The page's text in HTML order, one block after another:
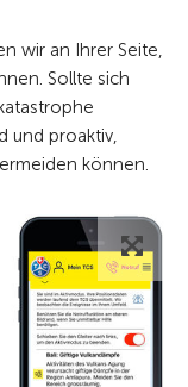
wir an Ihrer Seite,
Sollte sich
und proaktiv,
können.